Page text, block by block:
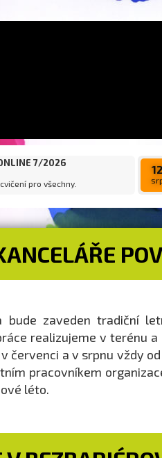
7/2026
pro všechny.
12
POV
bude zaveden tradiční
realizujeme v terénu
červenci a v srpnu vždy
pracovníkem
léto.